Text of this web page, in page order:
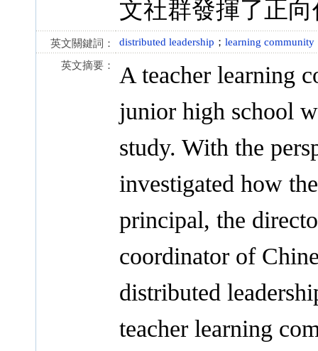
文社群發揮了正
英文關鍵詞： distributed leadership ； learning community
英文摘要：
A teacher learning
junior high school
study. With the
investigated how
principal, the
coordinator of
distributed
teacher learning